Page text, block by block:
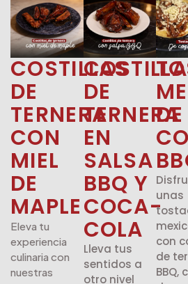
COSTILLAS
DE
TERNERA
CON
MIEL
DE
MAPLE
Eleva tu
experiencia
culinaria con
nuestras
COSTILLA
DE
TERNERA
EN
SALSA
BBQ Y
COCA-
COLA
Lleva tus
sentidos a
otro nivel
DE
unas
con
de
BBQ,